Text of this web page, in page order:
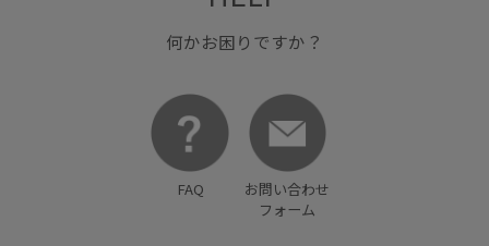
何かお困りですか？
FAQ
お問い合わせ
フォーム